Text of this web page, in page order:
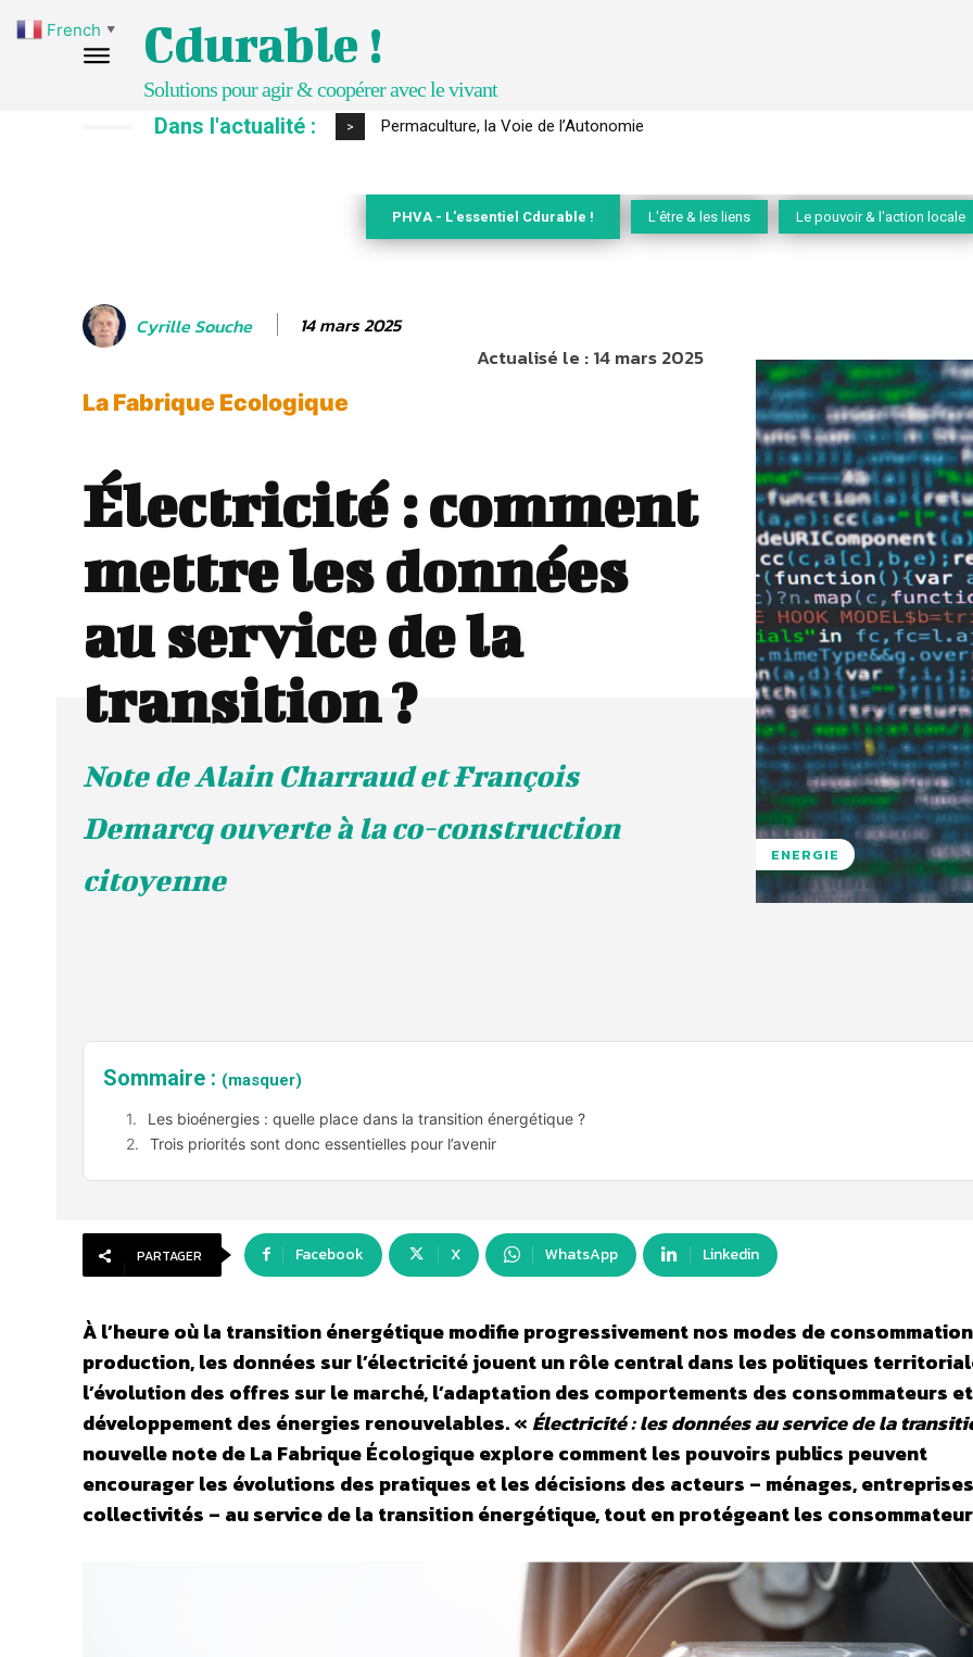
Cdurable !
Solutions pour agir & coopérer avec le vivant
Dans l'actualité : > Un kit citoyen pour lever les freins au développement des forêts comestibles dans
PHVA - L'essentiel Cdurable ! L'être & les liens Le pouvoir & l'action locale
Cyrille Souche 14 mars 2025
Actualisé le :14 mars 2025
La Fabrique Ecologique
Électricité : comment
mettre les données
au service de la
transition ?
Note de Alain Charraud et François
Demarcq ouverte à la co-construction
citoyenne
ENERGIE
Sommaire : (masquer)
Les bioénergies : quelle place dans la transition énergétique ?
Trois priorités sont donc essentielles pour l’avenir
PARTAGER Facebook X WhatsApp Linkedin
À l’heure où la transition énergétique modifie progressivement nos modes de
production, les données sur l’électricité jouent un rôle central dans les politiques
l’évolution des offres sur le marché, l’adaptation des comportements des consommateurs
développement des énergies renouvelables. « Électricité : les données au service de la
nouvelle note de La Fabrique Écologique explore comment les pouvoirs publics peuvent
encourager les évolutions des pratiques et les décisions des acteurs – ménages,
collectivités – au service de la transition énergétique, tout en protégeant les
French ▼